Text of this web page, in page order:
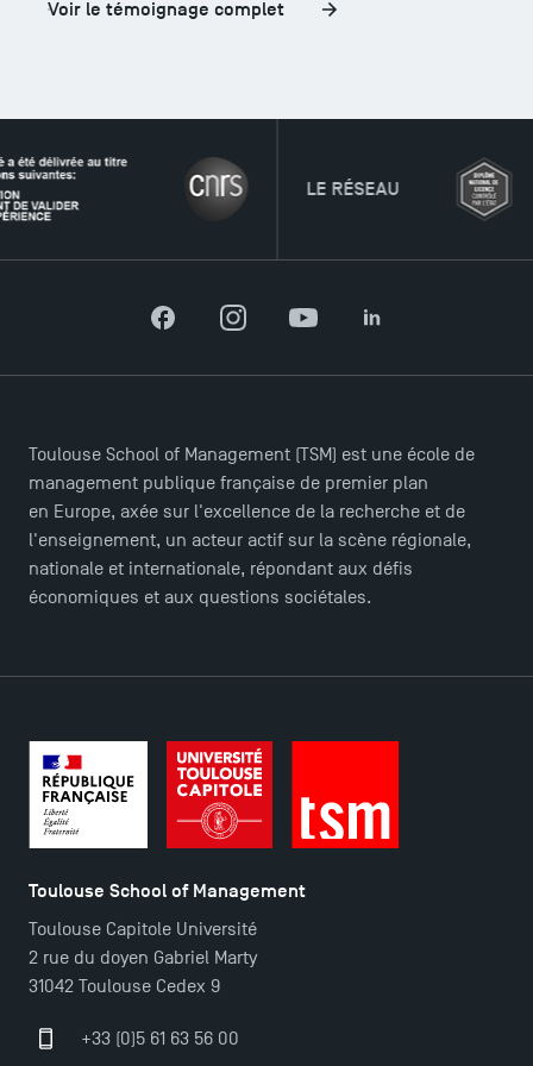
Programme et le Master Finance en décembre
2025 !
Ouverture des candidatures en Master pour 2024-
2025
Voir le témoignage complet
LE RÉSEAU
FacebookInstagramYouTubeLinkedIn
Toulouse School of Management (TSM) est une école de
management publique française de premier plan
en Europe, axée sur l'excellence de la recherche et de
l'enseignement, un acteur actif sur la scène régionale,
nationale et internationale, répondant aux défis
économiques et aux questions sociétales.
Toulouse School of Management
Toulouse Capitole Université
2 rue du doyen Gabriel Marty
31042 Toulouse Cedex 9
+33 (0)5 61 63 56 00